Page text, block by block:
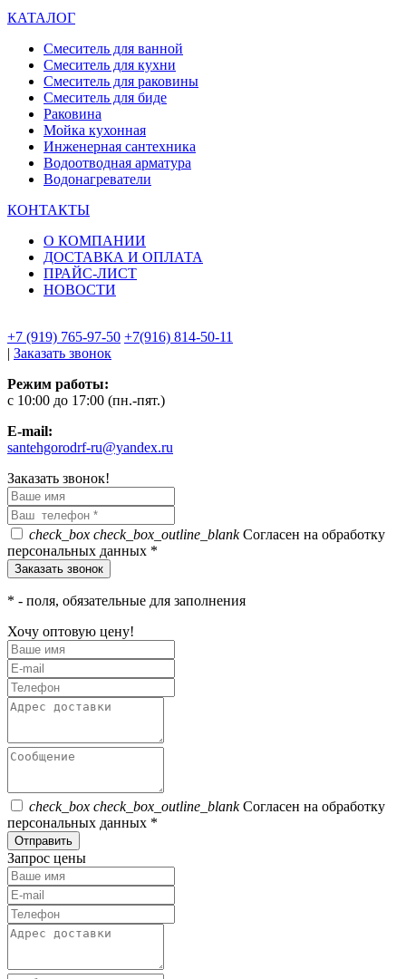
КАТАЛОГ
Смеситель для ванной
Смеситель для кухни
Смеситель для раковины
Смеситель для биде
Раковина
Мойка кухонная
Инженерная сантехника
Водоотводная арматура
Водонагреватели
КОНТАКТЫ
О КОМПАНИИ
ДОСТАВКА И ОПЛАТА
ПРАЙС-ЛИСТ
НОВОСТИ
+7 (919) 765-97-50 +7(916) 814-50-11
| Заказать звонок
Режим работы:
c 10:00 до 17:00 (пн.-пят.)
E-mail:
santehgorodrf-ru@yandex.ru
Заказать звонок!
check_box check_box_outline_blankСогласен на обработку
персональных данных *
* - поля, обязательные для заполнения
Хочу оптовую цену!
check_box check_box_outline_blankСогласен на обработку
персональных данных *
Отправить
Запрос цены